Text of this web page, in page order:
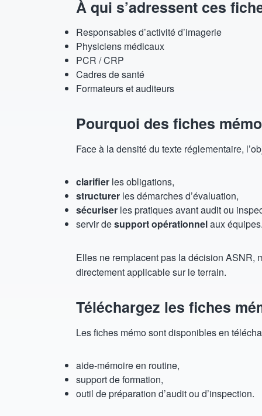
À qui s’adressent ces
Responsables d’activité d’imagerie
Physiciens médicaux
PCR / CRP
Cadres de santé
Formateurs et auditeurs
Pourquoi des fiches
Face à la densité du texte réglementaire,
clarifier les obligations,
structurer les démarches d’évaluation,
sécuriser les pratiques avant audit ou
servir desupport opérationnelaux
Elles ne remplacent pas la décision ASNR,
directement applicable sur le terrain.
Téléchargez les fiches
Les fiches mémo sont disponibles en
aide-mémoire en routine,
support de formation,
outil de préparation d’audit ou d’inspection.